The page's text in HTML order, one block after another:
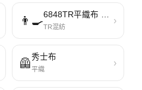
👨‍🍳 6848TR平織布 353
TR混紡
›
🦺秀士布
平織
›